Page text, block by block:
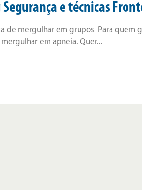
e técnicas
de mergulhar em grupos. Para quem
em apneia. Quer...